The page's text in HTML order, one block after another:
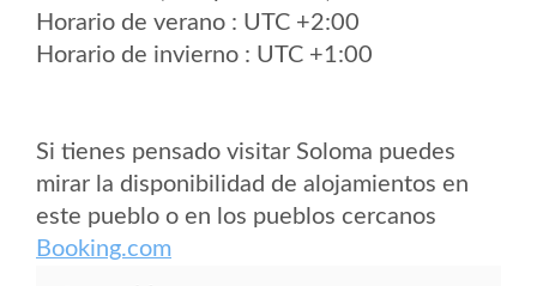
Horario de verano : UTC +2:00
Horario de invierno : UTC +1:00
Si tienes pensado visitar Soloma puedes
mirar la disponibilidad de alojamientos en
este pueblo o en los pueblos cercanos
Booking.com